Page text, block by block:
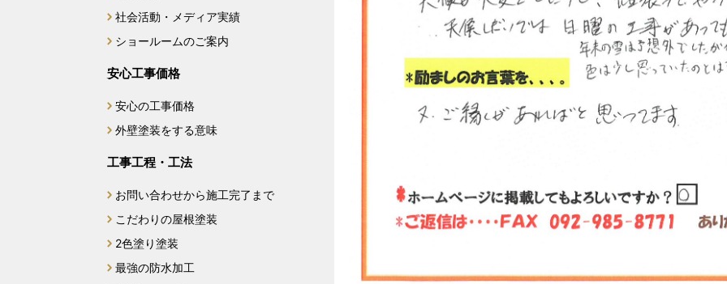
社会活動・メディア実績
ショールームのご案内
安心工事価格
安心の工事価格
外壁塗装をする意味
工事工程・工法
お問い合わせから施工完了まで
こだわりの屋根塗装
2色塗り塗装
最強の防水加工